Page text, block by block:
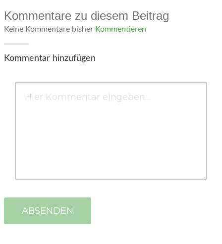
Kommentare zu diesem Beitrag
Keine Kommentare bisher Kommentieren
Kommentar hinzufügen